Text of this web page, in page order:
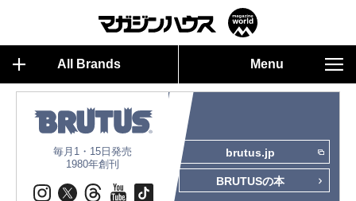
All Brands Menu
毎月1・15日発売
1980年創刊
brutus.jp
BRUTUSの本